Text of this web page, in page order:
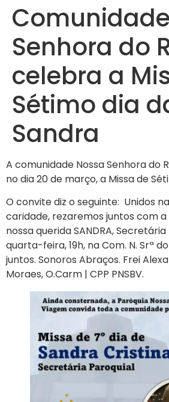
Senhora do
celebra a
Sétimo dia
Sandra
A comunidade Nossa Senhora do
no dia 20 de março, a Missa de
O convite diz o seguinte: Unidos
caridade, rezaremos juntos com a
nossa querida SANDRA,
quarta-feira, 19h, na Com. N. Srª
juntos. Sonoros Abraços. Frei
Moraes, O.Carm | CPP PNSBV.